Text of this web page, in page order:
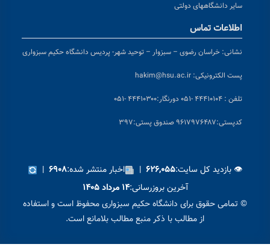
سایر دانشگاههای دولتی
اطلاعات تماس
نشانی: خراسان رضوی – سبزوار – توحید شهر- پردیس دانشگاه حکیم سبزواری
پست الکترونیکی: hakim@hsu.ac.ir
تلفن : ۴۴۴۱۰۱۰۴ -۰۵۱ دورنگار:۴۴۴۱۰۳۰۰ -۰۵۱
کدپستی:۹۶۱۷۹۷۶۴۸۷ صندوق پستی:۳۹۷
👁 بازدید کل سایت:۶۲۶,۰۵۵ | اخبار منتشر شده:۶۹۰۸ |
آخرین بروزرسانی:۱۴ مرداد ۱۴۰۵
© تمامی حقوق برای دانشگاه حکیم سبزواری محفوظ است و استفاده
از مطالب با ذکر منبع مطالب بلامانع است.